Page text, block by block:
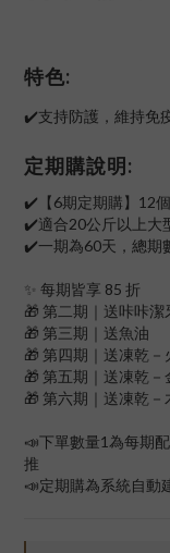
特色:
✔️支持防護，維持免
定期購說明:
✔️【6期定期購】12個
✔️適合20公斤以上大
✔️一期為60天，總期
✨ 每期皆享 85 折
🎁 第二期｜送咔咔潔
🎁 第三期｜送魚油
🎁 第四期｜送凍乾－
🎁 第五期｜送凍乾－
🎁 第六期｜送凍乾－
📣下單數量1為每期
推
📣定期購為系統自動